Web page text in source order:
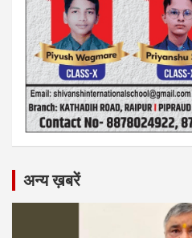
अन्य ख़बरें